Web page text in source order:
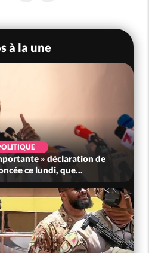
à la une
» déclaration de
ce lundi, que...